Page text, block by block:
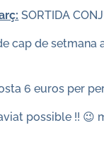
SORTIDA
cap de
6 euros per
possible !! 😉